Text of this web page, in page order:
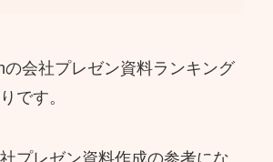
の会社プレゼン資料ランキング
です。